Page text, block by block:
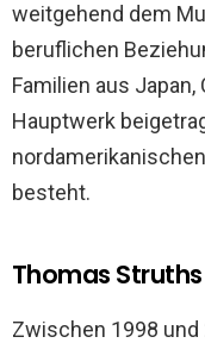
weitgehend dem
beruflichen
Familien aus
Hauptwerk
besteht.
Thomas
Zwischen 1998